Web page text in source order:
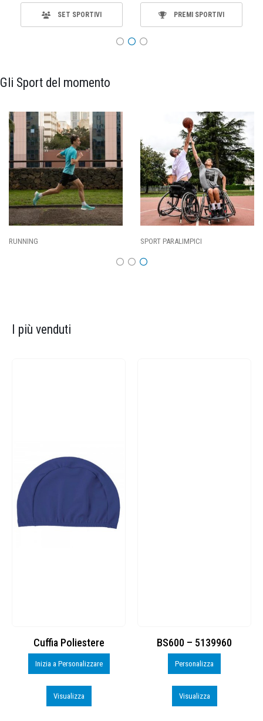
SET SPORTIVI PREMI SPORTIVI
Gli Sport del momento
RUNNING SPORT PARALIMPICI
I più venduti
Cuffia Poliestere
Inizia a Personalizzare
Visualizza
BS600 – 5139960
Personalizza
Visualizza